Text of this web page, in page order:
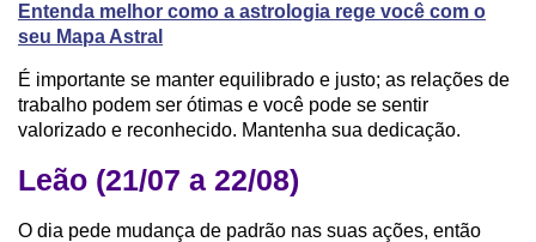
Entenda melhor como a astrologia rege você com o
seu Mapa Astral
É importante se manter equilibrado e justo; as relações de
trabalho podem ser ótimas e você pode se sentir
valorizado e reconhecido. Mantenha sua dedicação.
Leão (21/07 a 22/08)
O dia pede mudança de padrão nas suas ações, então